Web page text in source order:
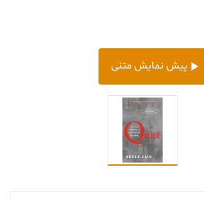
پیش‌ نمایش متنی